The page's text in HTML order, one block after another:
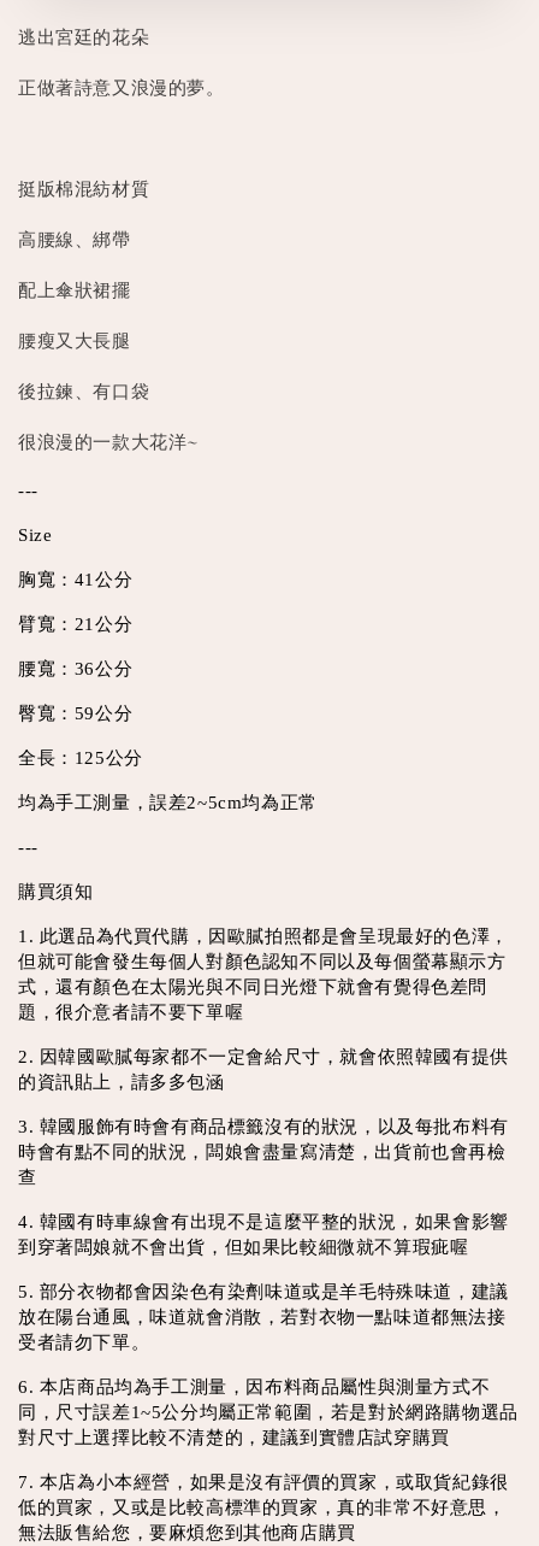
逃出宮廷的花朵
正做著詩意又浪漫的夢。
挺版棉混紡材質
高腰線、綁帶
配上傘狀裙擺
腰瘦又大長腿
後拉鍊、有口袋
很浪漫的一款大花洋~
---
Size
胸寬：41公分
臂寬：21公分
腰寬：36公分
臀寬：59公分
全長：125公分
均為手工測量，誤差2~5cm均為正常
---
購買須知
1. 此選品為代買代購，因歐膩拍照都是會呈現最好的色澤，
但就可能會發生每個人對顏色認知不同以及每個螢幕顯示方
式，還有顏色在太陽光與不同日光燈下就會有覺得色差問
題，很介意者請不要下單喔
2. 因韓國歐膩每家都不一定會給尺寸，就會依照韓國有提供
的資訊貼上，請多多包涵
3. 韓國服飾有時會有商品標籤沒有的狀況，以及每批布料有
時會有點不同的狀況，闆娘會盡量寫清楚，出貨前也會再檢
查
4. 韓國有時車線會有出現不是這麼平整的狀況，如果會影響
到穿著闆娘就不會出貨，但如果比較細微就不算瑕疵喔
5. 部分衣物都會因染色有染劑味道或是羊毛特殊味道，建議
放在陽台通風，味道就會消散，若對衣物一點味道都無法接
受者請勿下單。
6. 本店商品均為手工測量，因布料商品屬性與測量方式不
同，尺寸誤差1~5公分均屬正常範圍，若是對於網路購物選品
對尺寸上選擇比較不清楚的，建議到實體店試穿購買
7. 本店為小本經營，如果是沒有評價的買家，或取貨紀錄很
低的買家，又或是比較高標準的買家，真的非常不好意思，
無法販售給您，要麻煩您到其他商店購買